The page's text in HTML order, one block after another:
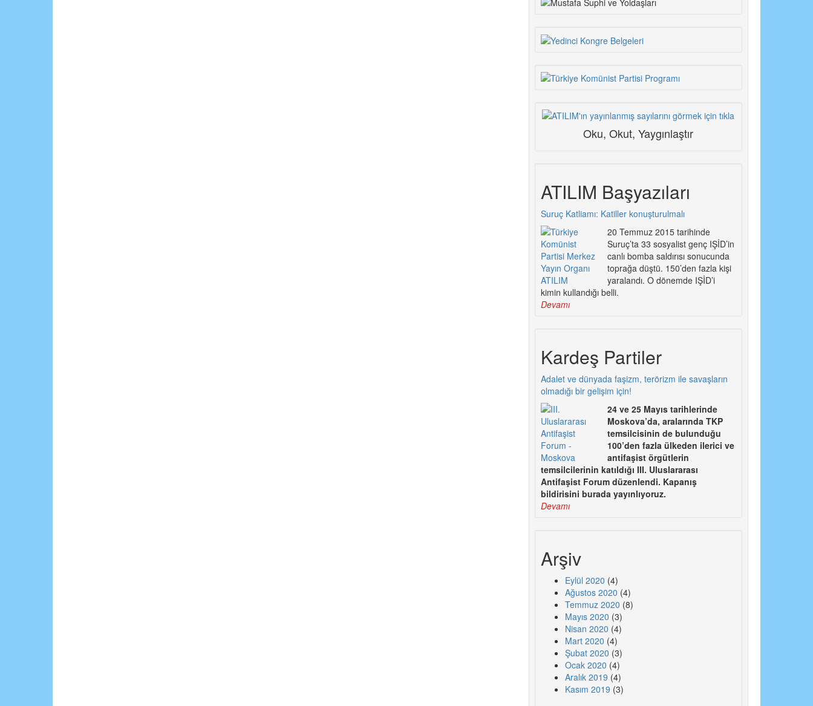
Oku, Okut, Yaygınlaştır
ATILIM Başyazıları
Suruç Katliamı: Katiller konuşturulmalı
20 Temmuz 2015 tarihinde
Suruç’ta 33 sosyalist genç IŞİD’in
canlı bomba saldırısı sonucunda
toprağa düştü. 150’den fazla kişi
yaralandı. O dönemde IŞİD’i
kimin kullandığı belli.
Devamı
Kardeş Partiler
Adalet ve dünyada faşizm, terörizm ile savaşların
olmadığı bir gelişim için!
24 ve 25 Mayıs tarihlerinde
Moskova’da, aralarında TKP
temsilcisinin de bulunduğu
100’den fazla ülkeden ilerici ve
antifaşist örgütlerin
temsilcilerinin katıldığı III. Uluslararası
Antifaşist Forum düzenlendi. Kapanış
bildirisini burada yayınlıyoruz.
Devamı
Arşiv
Eylül 2020 (4)
Ağustos 2020 (4)
Temmuz 2020 (8)
Mayıs 2020 (3)
Nisan 2020 (4)
Mart 2020 (4)
Şubat 2020 (3)
Ocak 2020 (4)
Aralık 2019 (4)
Kasım 2019 (3)